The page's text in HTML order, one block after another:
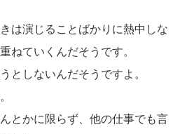
は演じることばかりに熱中しな
ねていくんだそうです。
としないんだそうですよ。
とかに限らず、他の仕事でも言